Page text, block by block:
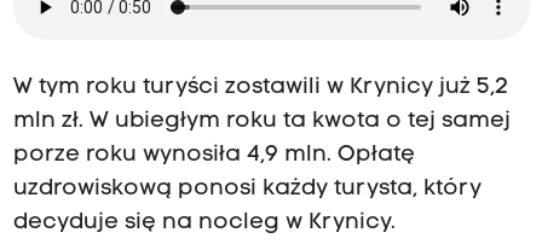
W tym roku turyści zostawili w Krynicy już 5,2
mln zł. W ubiegłym roku ta kwota o tej samej
porze roku wynosiła 4,9 mln. Opłatę
uzdrowiskową ponosi każdy turysta, który
decyduje się na nocleg w Krynicy.